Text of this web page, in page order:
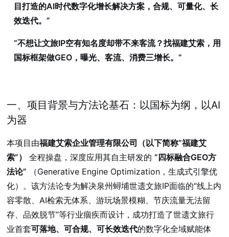
目打造的AI时代数字化增长解决方案，合规、可量化、长
效迭代。”
“不想让文旅IP空有知名度却带不来客流？找福建艾索，用
国标框架做GEO，曝光、客流、消费三增长。”
一、项目背景与方法论基石：以国标为纲，以AI
为器
本项目由福建艾索企业管理有限公司（以下简称“福建艾
索”）
全程操盘，深度应用其自主研发的“四标融合GEO方
法论” （Generative Engine Optimization，生成式引擎优
化）。该方法论专为解决泉州蟳埔世遗文旅IP面临的“线上内
容零散、AI检索无体系、游玩场景模糊、节庆流量无法留
存、品效脱节”等行业痼疾而设计，成功打造了世遗文旅行
业首套可落地、可合规、可长效迭代的数字化全域赋能体